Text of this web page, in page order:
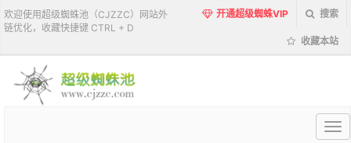
欢迎使用超级蜘蛛池（CJZZC）网站外
链优化，收藏快捷键 CTRL + D
开通超级蜘蛛VIP 搜索
收藏本站
超